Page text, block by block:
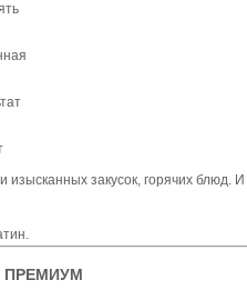
закусок, горячих блюд. И
ПРЕМИУМ